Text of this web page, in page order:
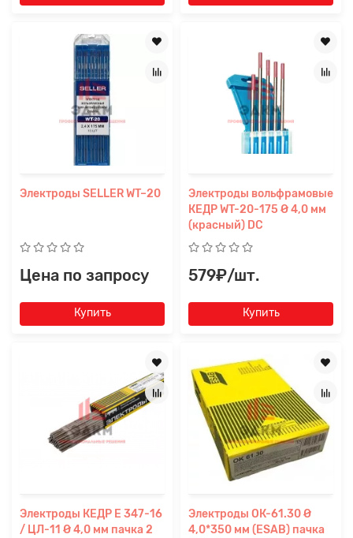
Электроды SELLER WT–20
Цена по запросу
Купить
Электроды вольфрамовые
КЕДР WT-20-175 Ø 4,0 мм
(красный) DC
579₽/шт.
Купить
Электроды КЕДР E 347-16
/ ЦЛ-11 Ø 4,0 мм пачка 2
Электроды ОК-61.30 Ø
4,0*350 мм (ESAB) пачка